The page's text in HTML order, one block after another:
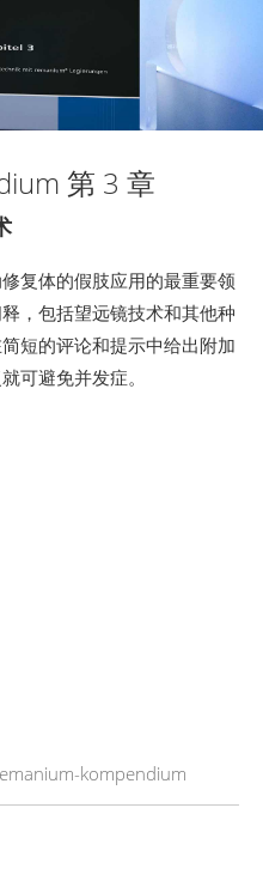
第 3 章
复体的假肢应用的最重要领
，包括望远镜技术和其他种
短的评论和提示中给出附加
可避免并发症。
kompendium